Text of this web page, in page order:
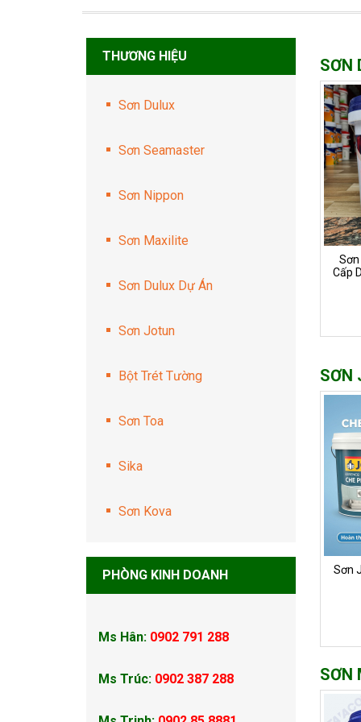
SƠN
Cấp
SƠN
Sơn
SƠN
THƯƠNG HIỆU
Sơn Dulux
Sơn Seamaster
Sơn Nippon
Sơn Maxilite
Sơn Dulux Dự Án
Sơn Jotun
Bột Trét Tường
Sơn Toa
Sika
Sơn Kova
PHÒNG KINH DOANH
Ms Hân: 0902 791 288
Ms Trúc: 0902 387 288